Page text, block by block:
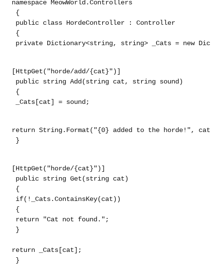
namespace MeowWorld.Controllers
{
public class HordeController : Controller
{
private Dictionary<string, string> _Cats = new
[HttpGet("horde/add/{cat}")]
public string Add(string cat, string sound)
{
_Cats[cat] = sound;
return String.Format("{0} added to the horde!", cat);
}
[HttpGet("horde/{cat}")]
public string Get(string cat)
{
if(!_Cats.ContainsKey(cat))
{
return "Cat not found.";
}
return _Cats[cat];
}